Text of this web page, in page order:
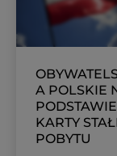
A POLSKIE
PODSTAWIE
KARTY
POBYTU